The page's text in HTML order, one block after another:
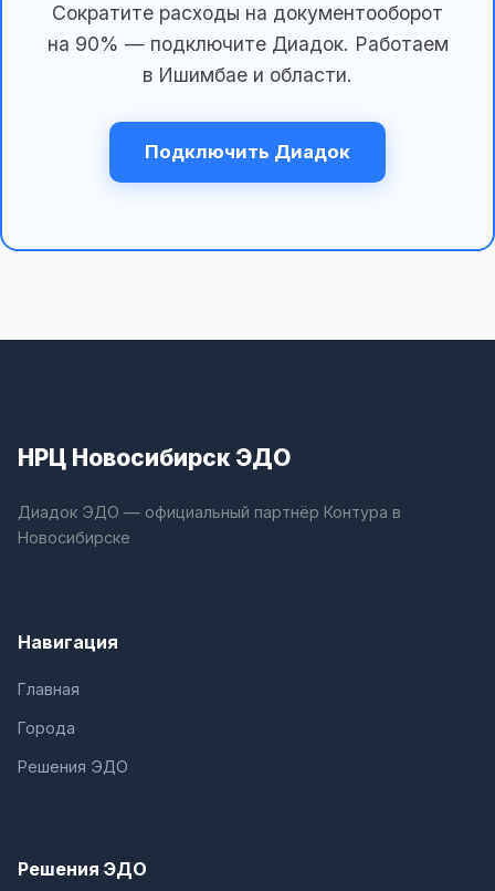
Сократите расходы на документооборот
на 90% — подключите Диадок. Работаем
в Ишимбае и области.
Подключить Диадок
НРЦ Новосибирск ЭДО
Диадок ЭДО — официальный партнёр Контура в
Новосибирске
Навигация
Главная
Города
Решения ЭДО
Решения ЭДО